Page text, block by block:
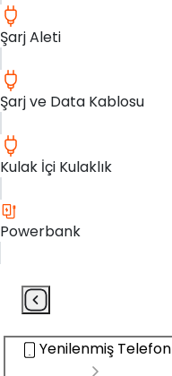
Şarj Aleti
Şarj ve Data Kablosu
Kulak İçi Kulaklık
Powerbank
Yenilenmiş Telefon